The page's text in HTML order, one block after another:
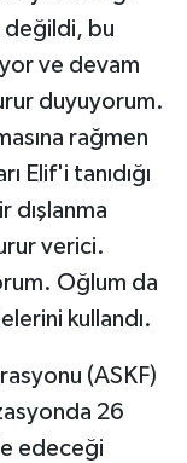
değildi, bu
ve devam
duyuyorum.
rağmen
Elif'i tanıdığı
dışlanma
verici.
Oğlum da
kullandı.
(ASKF)
26
edeceği